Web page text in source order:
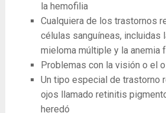
la hemofilia
Cualquiera de los trastornos
células sanguíneas, incluidas
mieloma múltiple y la anemia
Problemas con la visión o el
Un tipo especial de trastorno
ojos llamado retinitis
heredó